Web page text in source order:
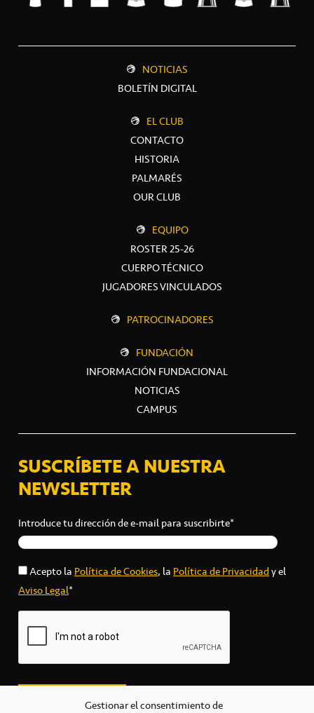
Gestionar el consentimiento de
NOTICIAS
BOLETÍN DIGITAL
EL CLUB
CONTACTO
HISTORIA
PALMARÉS
OUR CLUB
EQUIPO
ROSTER 25-26
CUERPO TÉCNICO
JUGADORES VINCULADOS
PATROCINADORES
FUNDACIÓN
INFORMACIÓN FUNDACIONAL
NOTICIAS
CAMPUS
SUSCRÍBETE A NUESTRA
NEWSLETTER
Introduce tu dirección de e-mail para suscribirte*
Acepto laPolítica de Cookies, laPolítica de Privacidady el
Aviso Legal*